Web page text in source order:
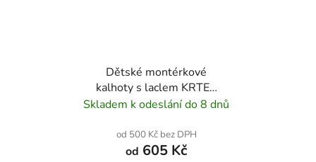
Dětské montérkové
kalhoty s laclem KRTEX
PROFIDUO zeleno-
Skladem k odeslání do 8 dnů
od 500 Kč bez DPH
od 605 Kč